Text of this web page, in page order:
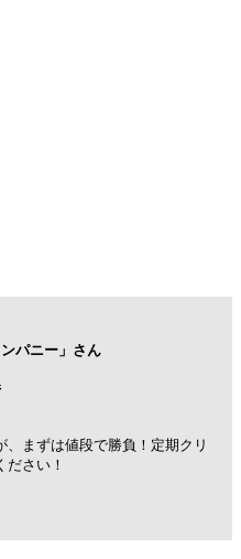
パニー」さん
まずは値段で勝負！定期クリ
さい！